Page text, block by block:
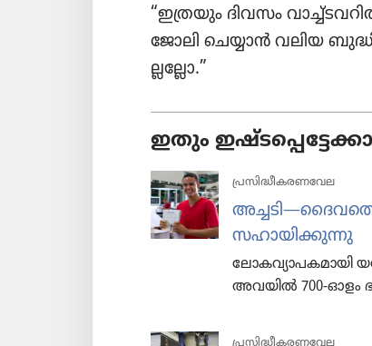
“ഇത്രയും ദിവസം
ജോലി ചെയ്യാൻ വലിയ
ല്ല​ല്ലോ.”
ഇതും
പ്രസിദ്ധീകരണവേല
സഹായി​ക്കു​ന്നു
ലോക​വ്യാ​പ​ക​മാ​യി
അവയിൽ 700-ഓളം